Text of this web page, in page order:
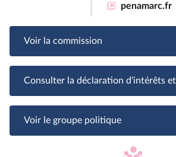
penamarc.fr
Voir la commission
Consulter la déclaration d'intérêts
Voir le groupe politique